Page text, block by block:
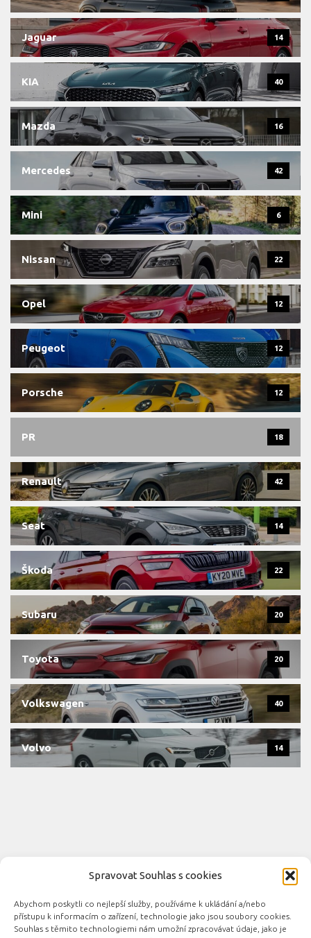
Spravovat Souhlas s cookies
Abychom poskytli co nejlepší služby, používáme k ukládání a/nebo
přístupu k informacím o zařízení, technologie jako jsou soubory cookies.
Souhlas s těmito technologiemi nám umožní zpracovávat údaje, jako je
Jaguar 14
KIA 40
Mazda 16
Mercedes 42
Mini 6
Nissan 22
Opel 12
Peugeot 12
Porsche 12
PR 18
Renault 42
Seat 14
Škoda 22
Subaru 20
Toyota 20
Volkswagen 40
Volvo 14
Novinky automobilového průmyslu © 2026. Všechna práva
vyhrazena.